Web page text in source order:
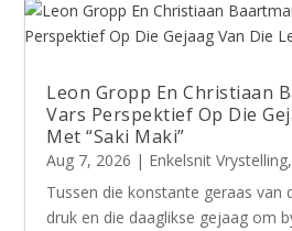
Leon Gropp En Christiaan
Vars Perspektief Op Die
Met “Saki Maki”
Aug 7, 2026 | Enkelsnit Vrystelling,
Tussen die konstante geraas van
druk en die daaglikse gejaag om